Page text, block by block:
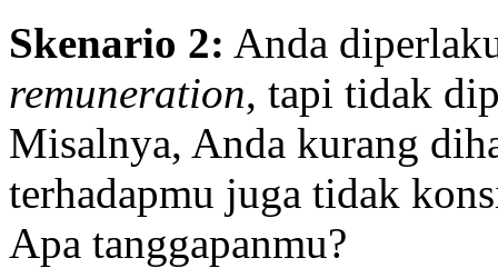
Skenario 2: Anda
remuneration, tapi tidak
Misalnya, Anda kurang
terhadapmu juga tidak
Apa tanggapanmu?